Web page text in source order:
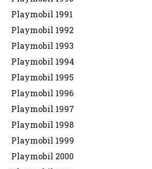
Playmobil 1991
Playmobil 1992
Playmobil 1993
Playmobil 1994
Playmobil 1995
Playmobil 1996
Playmobil 1997
Playmobil 1998
Playmobil 1999
Playmobil 2000